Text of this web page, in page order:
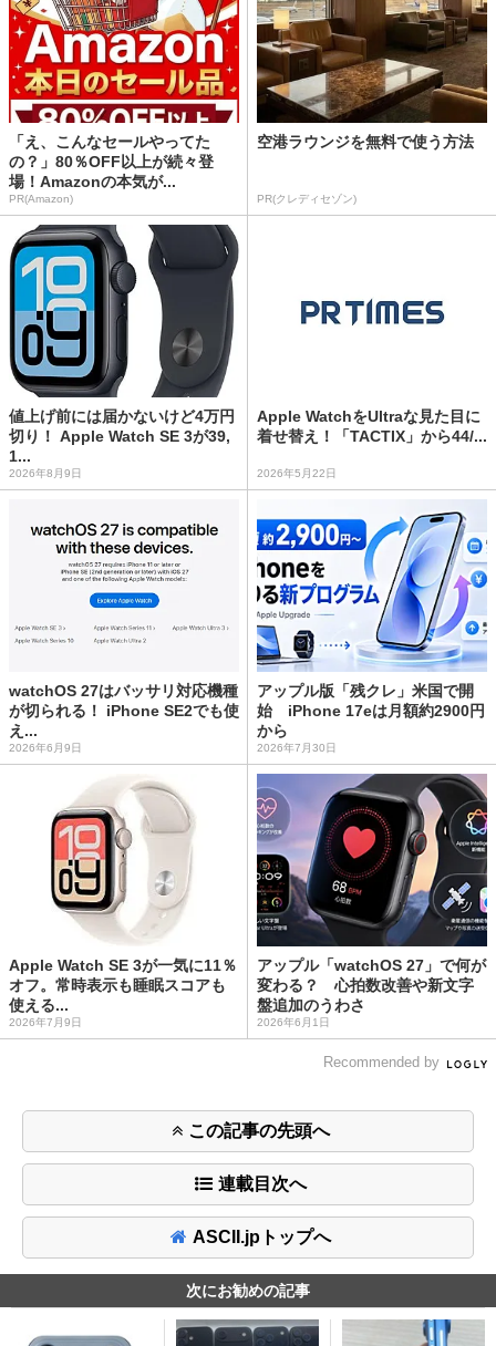
「え、こんなセールやってた
の？」80％OFF以上が続々登
場！Amazonの本気が...
PR(Amazon)
空港ラウンジを無料で使う方法
PR(クレディセゾン)
値上げ前には届かないけど4万円
切り！ Apple Watch SE 3が39,
1...
2026年8月9日
Apple WatchをUltraな見た目に
着せ替え！「TACTIX」から44/...
2026年5月22日
watchOS 27はバッサリ対応機種
が切られる！ iPhone SE2でも使
え...
2026年6月9日
アップル版「残クレ」米国で開
始 iPhone 17eは月額約2900円
から
2026年7月30日
Apple Watch SE 3が一気に11％
オフ。常時表示も睡眠スコアも
使える...
2026年7月9日
アップル「watchOS 27」で何が
変わる？ 心拍数改善や新文字
盤追加のうわさ
2026年6月1日
Recommended by
この記事の先頭へ
連載目次へ
ASCII.jpトップへ
次にお勧めの記事